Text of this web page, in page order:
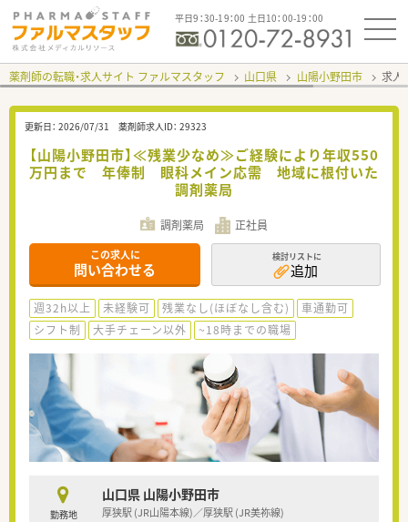
平日9：30-19：00 土日10：00-19：00
薬剤師の転職・求人サイト ファルマスタッフ 山口県 山陽小野田市 求人
更新日： 2026/07/31 薬剤師求人ID： 29323
【山陽小野田市】≪残業少なめ≫ご経験により年収550
万円まで 年俸制 眼科メイン応需 地域に根付いた
調剤薬局
調剤薬局 正社員
この求人に
問い合わせる
検討リストに
追加
週32h以上 未経験可 残業なし(ほぼなし含む)
車通勤可
シフト制
大手チェーン以外 ~18時までの職場
勤務地
山口県 山陽小野田市
厚狭駅 (JR山陽本線)／厚狭駅 (JR美祢線)